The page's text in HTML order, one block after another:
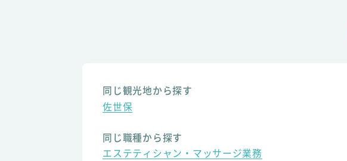
同じ観光地から探す
佐世保
同じ職種から探す
エステティシャン・マッサージ業務